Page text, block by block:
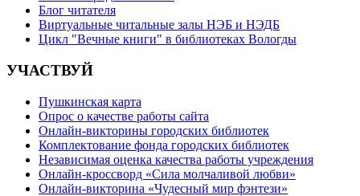
Блог читателя
Виртуальные читальные залы НЭБ и НЭДБ
Цикл "Вечные книги" в библиотеках Вологды
УЧАСТВУЙ
Пушкинская карта
Опрос о качестве работы сайта
Онлайн-викторины городских библиотек
Комплектование фонда городских библиотек
Независимая оценка качества работы учреждения
Онлайн-кроссворд «Сила молчаливой любви»
Онлайн-викторина «Чудесный мир фэнтези»